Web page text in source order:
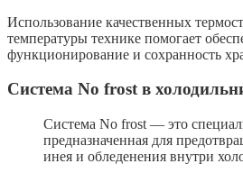
Использование качественных
температуры технике помогает
функционирование и сохранность
Система No frost в
Система No frost — это
предназначенная для
инея и обледенения внутри